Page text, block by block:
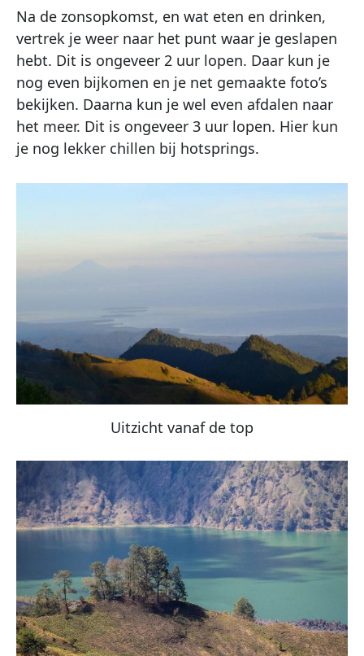
Na de zonsopkomst, en wat eten en drinken,
vertrek je weer naar het punt waar je geslapen
hebt. Dit is ongeveer 2 uur lopen. Daar kun je
nog even bijkomen en je net gemaakte foto’s
bekijken. Daarna kun je wel even afdalen naar
het meer. Dit is ongeveer 3 uur lopen. Hier kun
je nog lekker chillen bij hotsprings.
Uitzicht vanaf de top